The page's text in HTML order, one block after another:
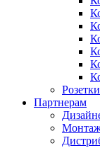
Партнерам